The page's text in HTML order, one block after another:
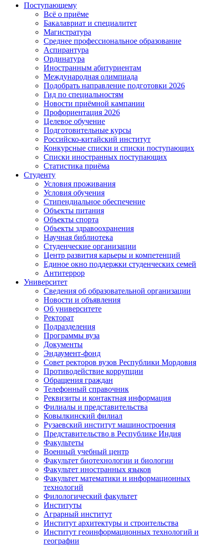
Поступающему
Всё о приёме
Бакалавриат и специалитет
Магистратура
Среднее профессиональное образование
Аспирантура
Ординатура
Иностранным абитуриентам
Международная олимпиада
Подобрать направление подготовки 2026
Гид по специальностям
Новости приёмной кампании
Профориентация 2026
Целевое обучение
Подготовительные курсы
Российско-китайский институт
Конкурсные списки и списки поступающих
Списки иностранных поступающих
Статистика приёма
Студенту
Условия проживания
Условия обучения
Стипендиальное обеспечение
Объекты питания
Объекты спорта
Объекты здравоохранения
Научная библиотека
Студенческие организации
Центр развития карьеры и компетенций
Единое окно поддержки студенческих семей
Антитеррор
Университет
Сведения об образовательной организации
Новости и объявления
Об университете
Ректорат
Подразделения
Программы вуза
Документы
Эндаумент-фонд
Совет ректоров вузов Республики Мордовия
Противодействие коррупции
Обращения граждан
Телефонный справочник
Реквизиты и контактная информация
Филиалы и представительства
Ковылкинский филиал
Рузаевский институт машиностроения
Представительство в Республике Индия
Факультеты
Военный учебный центр
Факультет биотехнологии и биологии
Факультет иностранных языков
Факультет математики и информационных
технологий
Филологический факультет
Институты
Аграрный институт
Институт архитектуры и строительства
Институт геоинформационных технологий и
географии